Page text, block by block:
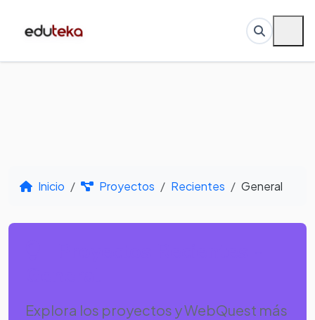
Inicio Proyectos Recientes General
Explora los proyectos y WebQuest más